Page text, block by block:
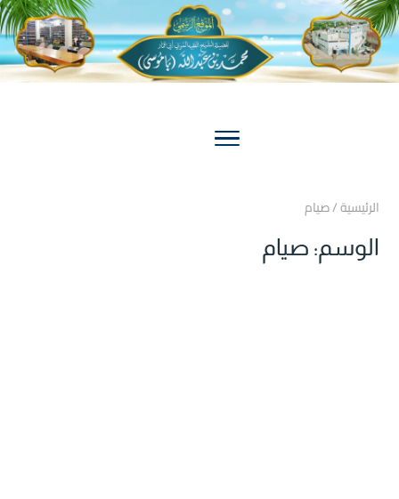
الرئيسية/صيام
الوسم: صيام